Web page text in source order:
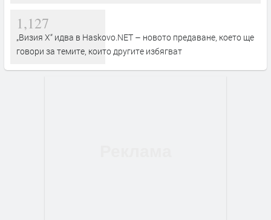
1,127
„Визия Х“ идва в Haskovo.NET – новото предаване, което ще
говори за темите, които другите избягват